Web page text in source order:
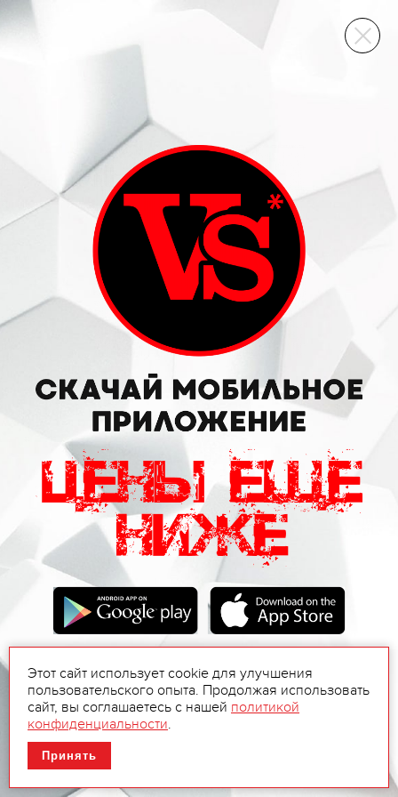
ВИННЫЙ СКЛАД
Этот сайт использует cookie для улучшения
пользовательского опыта. Продолжая использовать
сайт, вы соглашаетесь с нашей политикой
конфиденциальности.
Принять